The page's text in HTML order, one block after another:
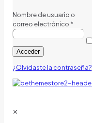
Nombre de usuario o
correo electrónico *
Acceder
¿Olvidaste la contraseña?
✕